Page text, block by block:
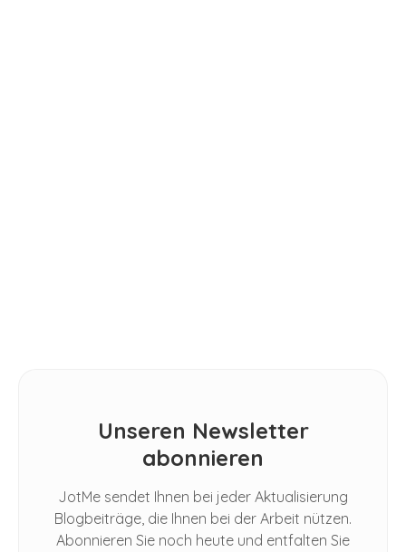
Unseren Newsletter
abonnieren
JotMe sendet Ihnen bei jeder Aktualisierung
Blogbeiträge, die Ihnen bei der Arbeit nützen.
Abonnieren Sie noch heute und entfalten Sie